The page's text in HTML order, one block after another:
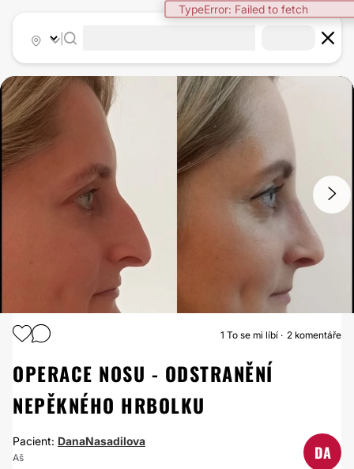
TypeError: Failed to fetch
RHINOPLASTIKA
1 To se mi líbí 2 komentáře
OPERACE NOSU - ODSTRANĚNÍ
NEPĚKNÉHO HRBOLKU
Pacient: DanaNasadilova
Aš DA